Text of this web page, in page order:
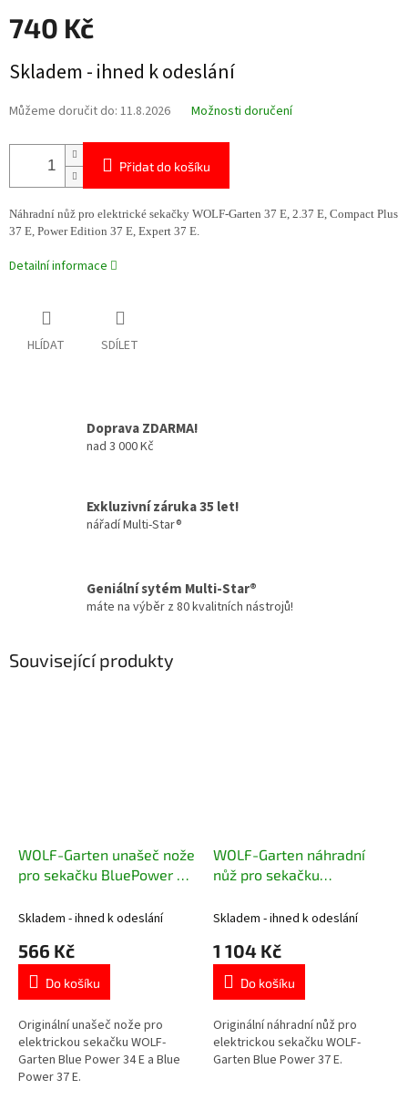
740 Kč
cena:
Skladem - ihned k odeslání
Můžeme doručit do: 11.8.2026 Možnosti doručení
Přidat do košíku
Náhradní nůž pro elektrické sekačky WOLF-Garten 37 E, 2.37 E, Compact Plus
37 E, Power Edition 37 E, Expert 37 E.
Detailní informace
HLÍDAT SDÍLET
Doprava ZDARMA!
nad 3 000 Kč
Exkluzivní záruka 35 let!
nářadí Multi-Star®
Geniální sytém Multi-Star®
máte na výběr z 80 kvalitních nástrojů!
Související produkty
WOLF-Garten unašeč nože
pro sekačku BluePower 34
Skladem - ihned k odeslání
566 Kč
Do košíku
Originální unašeč nože pro
elektrickou sekačku WOLF-
Garten Blue Power 34 E a Blue
Power 37 E.
WOLF-Garten náhradní
nůž pro sekačku
Skladem - ihned k odeslání
1 104 Kč
Do košíku
Originální náhradní nůž pro
elektrickou sekačku WOLF-
Garten Blue Power 37 E.